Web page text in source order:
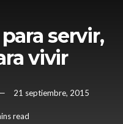
servir,
vivir
21 septiembre, 2015
read